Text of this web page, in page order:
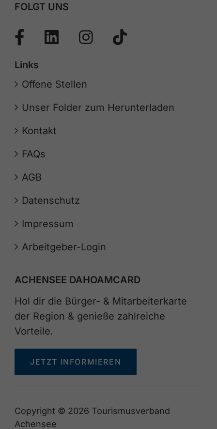
FOLGT UNS
Links
Offene Stellen
Unser Folder zum Herunterladen
Kontakt
FAQs
AGB
Datenschutz
Impressum
Arbeitgeber-Login
ACHENSEE DAHOAMCARD
Hol dir die Bürger- & Mitarbeiterkarte
der Region & genieße zahlreiche
Vorteile.
JETZT INFORMIEREN
Copyright © 2026 Tourismusverband
Achensee